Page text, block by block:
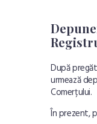
După
urmează
Comerțului.
În prezent,